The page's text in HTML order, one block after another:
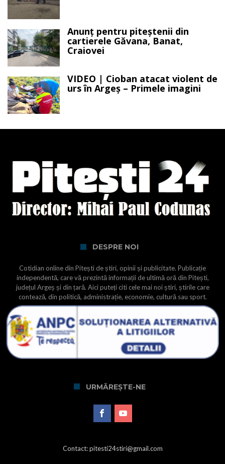
Anunț pentru piteștenii din
cartierele Găvana, Banat,
Craiovei
VIDEO | Cioban atacat violent de
urs în Argeș – Primele imagini
DESPRE NOI
Cotidian online din Pitești de știri, opinii și publicitate. Publicație
independentă, care vă prezintă informații de ultimă oră din Pitești,
județul Argeș și din țară. Aici puteți citi cele mai noi știri, știrile care
contează, din politică, administrație, economie, cultură sau sport.
URMĂREȘTE-NE
Contact: pitesti24stiri@gmail.com